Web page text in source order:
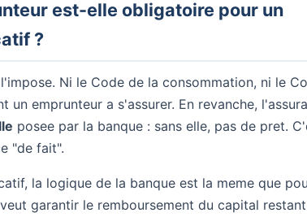
est-elle obligatoire pour un
?
Ni le Code de la consommation, ni le
un emprunteur a s'assurer. En revanche,
posee par la banque : sans elle, pas de pret.
"de fait".
la logique de la banque est la meme que
garantir le remboursement du capital